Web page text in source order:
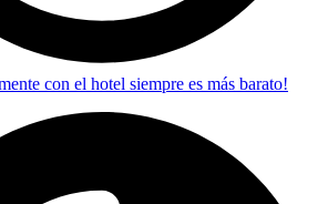
con el hotel siempre es más barato!